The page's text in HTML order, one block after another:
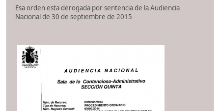
Esa orden esta derogada por sentencia de la Audiencia
Nacional de 30 de septiembre de 2015